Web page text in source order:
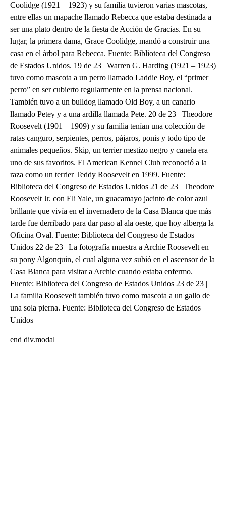
Coolidge (1921 – 1923) y su familia tuvieron varias mascotas,
entre ellas un mapache llamado Rebecca que estaba destinada a
ser una plato dentro de la fiesta de Acción de Gracias. En su
lugar, la primera dama, Grace Coolidge, mandó a construir una
casa en el árbol para Rebecca. Fuente: Biblioteca del Congreso
de Estados Unidos. 19 de 23 | Warren G. Harding (1921 – 1923)
tuvo como mascota a un perro llamado Laddie Boy, el “primer
perro” en ser cubierto regularmente en la prensa nacional.
También tuvo a un bulldog llamado Old Boy, a un canario
llamado Petey y a una ardilla llamada Pete. 20 de 23 | Theodore
Roosevelt (1901 – 1909) y su familia tenían una colección de
ratas canguro, serpientes, perros, pájaros, ponis y todo tipo de
animales pequeños. Skip, un terrier mestizo negro y canela era
uno de sus favoritos. El American Kennel Club reconoció a la
raza como un terrier Teddy Roosevelt en 1999. Fuente:
Biblioteca del Congreso de Estados Unidos 21 de 23 | Theodore
Roosevelt Jr. con Eli Yale, un guacamayo jacinto de color azul
brillante que vivía en el invernadero de la Casa Blanca que más
tarde fue derribado para dar paso al ala oeste, que hoy alberga la
Oficina Oval. Fuente: Biblioteca del Congreso de Estados
Unidos 22 de 23 | La fotografía muestra a Archie Roosevelt en
su pony Algonquin, el cual alguna vez subió en el ascensor de la
Casa Blanca para visitar a Archie cuando estaba enfermo.
Fuente: Biblioteca del Congreso de Estados Unidos 23 de 23 |
La familia Roosevelt también tuvo como mascota a un gallo de
una sola pierna. Fuente: Biblioteca del Congreso de Estados
Unidos
end div.modal